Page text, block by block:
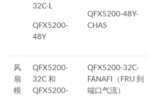
32C-L
QFX5200-
48Y
QFX5200-48Y-
CHAS
风
扇
模
QFX5200-
32C 和
QFX5200-
QFX5200-32C-
FANAFI（FRU 到
端口气流）